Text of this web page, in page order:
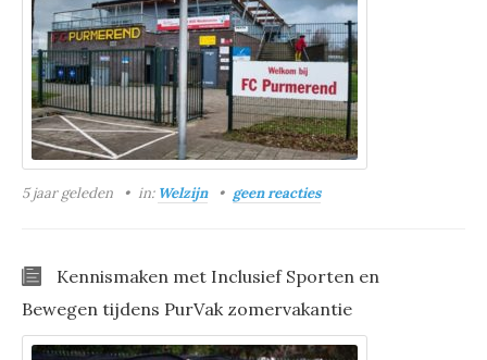
5 jaar geleden in: Welzijn geen reacties
Kennismaken met Inclusief Sporten en
Bewegen tijdens PurVak zomervakantie